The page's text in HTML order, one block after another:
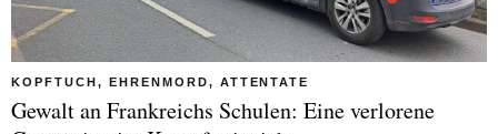
KOPFTUCH, EHRENMORD, ATTENTATE
Gewalt an Frankreichs Schulen: Eine verlorene